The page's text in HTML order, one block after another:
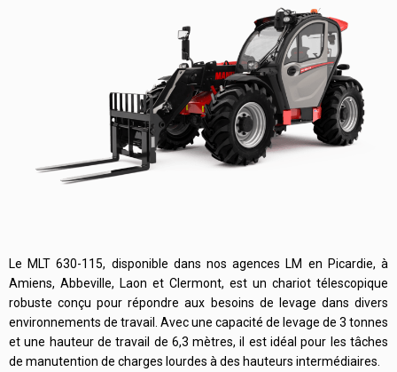
Le MLT 630-115, disponible dans nos agences LM en Picardie, à
Amiens, Abbeville, Laon et Clermont, est un chariot télescopique
robuste conçu pour répondre aux besoins de levage dans divers
environnements de travail. Avec une capacité de levage de 3 tonnes
et une hauteur de travail de 6,3 mètres, il est idéal pour les tâches
de manutention de charges lourdes à des hauteurs intermédiaires.